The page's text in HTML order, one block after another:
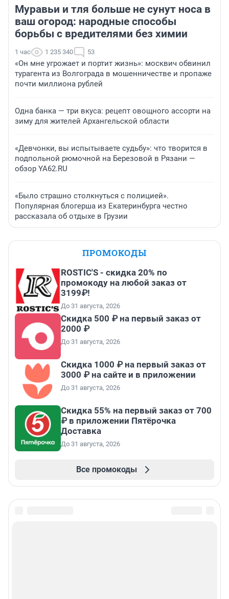
Муравьи и тля больше не сунут носа в
ваш огород: народные способы
борьбы с вредителями без химии
1 час 1 235 340 53
«Он мне угрожает и портит жизнь»: москвич обвинил
турагента из Волгограда в мошенничестве и пропаже
почти миллиона рублей
Одна банка — три вкуса: рецепт овощного ассорти на
зиму для жителей Архангельской области
«Девчонки, вы испытываете судьбу»: что творится в
подпольной рюмочной на Березовой в Рязани —
обзор YA62.RU
«Было страшно столкнуться с полицией».
Популярная блогерша из Екатеринбурга честно
рассказала об отдыхе в Грузии
ПРОМОКОДЫ
ROSTIC'S - скидка 20% по
промокоду на любой заказ от
3199₽!
До 31 августа, 2026
Скидка 500 ₽ на первый заказ от
2000 ₽
До 31 августа, 2026
Скидка 1000 ₽ на первый заказ от
3000 ₽ на сайте и в приложении
До 31 августа, 2026
Скидка 55% на первый заказ от 700
₽ в приложении Пятёрочка
Доставка
До 31 августа, 2026
Все промокоды